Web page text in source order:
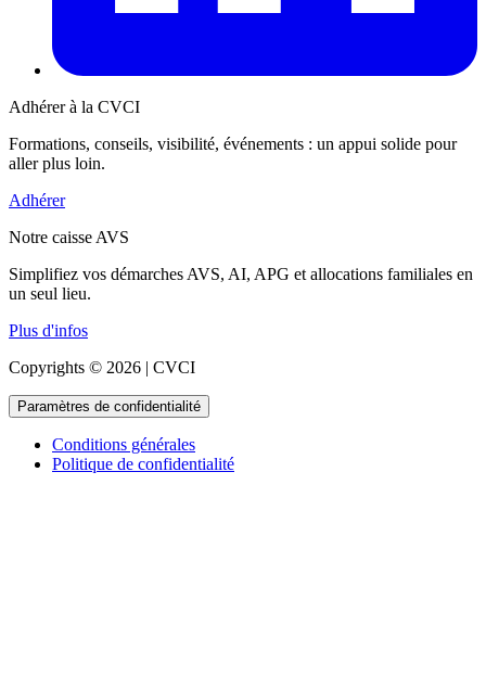
Adhérer à la CVCI
Formations, conseils, visibilité, événements : un appui solide pour
aller plus loin.
Adhérer
Notre caisse AVS
Simplifiez vos démarches AVS, AI, APG et allocations familiales en
un seul lieu.
Plus d'infos
Copyrights © 2026 | CVCI
Paramètres de confidentialité
Conditions générales
Politique de confidentialité